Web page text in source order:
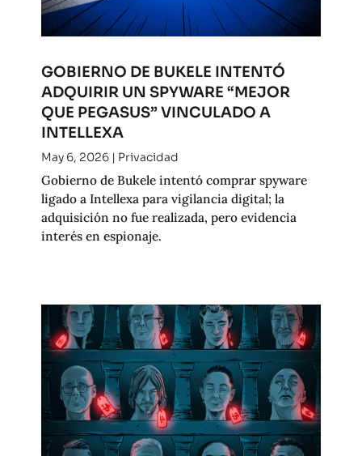
GOBIERNO DE BUKELE INTENTÓ
ADQUIRIR UN SPYWARE “MEJOR
QUE PEGASUS” VINCULADO A
INTELLEXA
May 6, 2026| Privacidad
Gobierno de Bukele intentó comprar spyware
ligado a Intellexa para vigilancia digital; la
adquisición no fue realizada, pero evidencia
interés en espionaje.